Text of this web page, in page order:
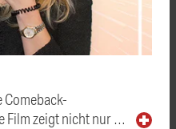
Film zeigt nicht nur …